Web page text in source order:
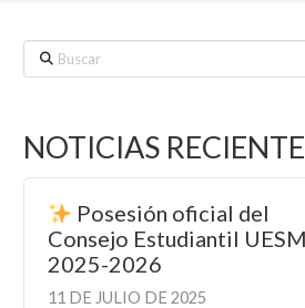
Buscar
NOTICIAS
Posesión oficial del
Consejo Estudiantil
2025-2026
11 DE JULIO DE 2025